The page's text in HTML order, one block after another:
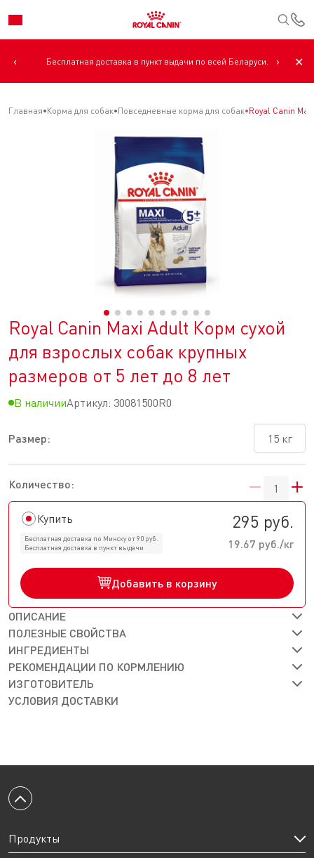
‹ Бесплатная доставка в пункт выдачи по всей Беларуси. › ✕
Главная Корма для собак Повседневные корма для собак Royal Canin
Royal Canin Maxi Adult Корм сухой
для взрослых собак крупных
размеров от 5 лет до 8 лет
В наличииАртикул: 30081500R0
Размер: 15 кг
Количество:
Купить
Бесплатная доставка по Минску от 90 руб.
Бесплатная доставка в пункт выдачи
295 руб.
19.67 руб./кг
Добавить в корзину
ОПИСАНИЕ
ПОЛЕЗНЫЕ СВОЙСТВА
ИНГРЕДИЕНТЫ
РЕКОМЕНДАЦИИ ПО КОРМЛЕНИЮ
ИЗГОТОВИТЕЛЬ
УСЛОВИЯ ДОСТАВКИ
Вернуться к началу
Продукты